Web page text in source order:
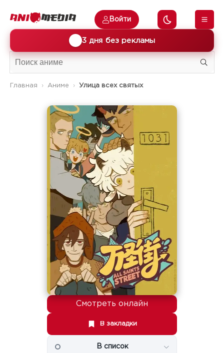
3 дня без рекламы
Войти
Главная Аниме Улица всех святых
Смотреть онлайн
В закладки
В список